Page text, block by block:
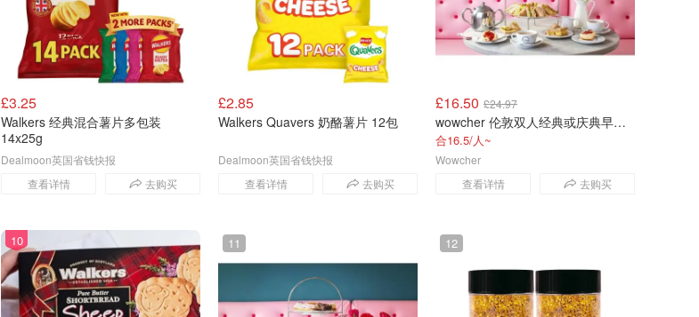
£3.25
Walkers 经典混合薯片多包装
14x25g
查看详情 去购买
Dealmoon英国省钱快报
£2.85
Walkers Quavers 奶酪薯片 12包
查看详情 去购买
Dealmoon英国省钱快报
£16.50 £24.97
wowcher 伦敦双人经典或庆典早餐体验
合16.5/人~
查看详情 去购买
Wowcher
10 11 12